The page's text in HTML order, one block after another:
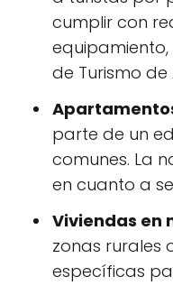
cumplir con
equipamiento,
de Turismo
parte de un
comunes. La
en cuanto a
Viviendas en
zonas rurales
específicas